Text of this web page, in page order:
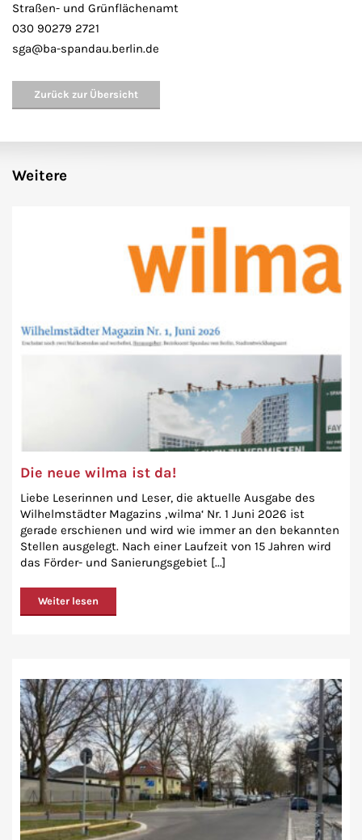
Straßen- und Grünflächenamt
030 90279 2721
sga@ba-spandau.berlin.de
Zurück zur Übersicht
Weitere
Die neue wilma ist da!
Liebe Leserinnen und Leser, die aktuelle Ausgabe des
Wilhelmstädter Magazins ‚wilma‘ Nr. 1 Juni 2026 ist
gerade erschienen und wird wie immer an den bekannten
Stellen ausgelegt. Nach einer Laufzeit von 15 Jahren wird
das Förder- und Sanierungsgebiet [...]
Weiter lesen